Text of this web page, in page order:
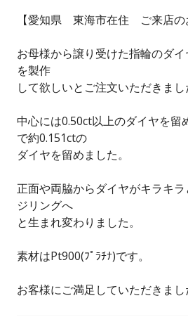
【愛知県 東海市在住 ご来店の
お母様から譲り受けた指輪のダ
を製作
して欲しいとご注文いただきまし
中心には0.50ct以上のダイヤを留
で約0.151ctの
ダイヤを留めました。
正面や両脇からダイヤがキラキ
ジリングへ
と生まれ変わりました。
素材はPt900(ﾌﾟﾗﾁﾅ)です。
お客様にご満足していただきまし